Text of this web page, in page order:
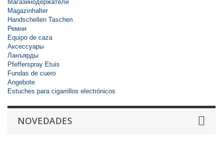
Магазинодержатели
Magazinhalter
Handschellen Taschen
Ремни
Equipo de caza
Аксессуары
Ланъярды
Pfefferspray Etuis
Fundas de cuero
Angebote
Estuches para cigarrillos electrónicos
NOVEDADES